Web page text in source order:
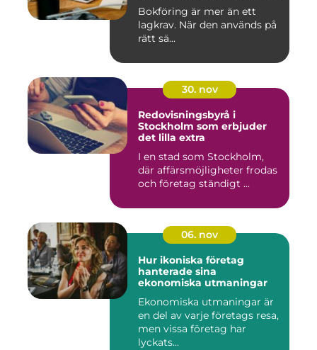
Bokföring är mer än ett
lagkrav. När den används på
rätt sä...
30. nov
Redovisningsbyrå i
Stockholm som erbjuder
det lilla extra
I en stad som Stockholm,
där affärsmöjligheter frodas
och företag ständigt ...
06. nov
Hur ikoniska företag
hanterade sina
ekonomiska utmaningar
Ekonomiska utmaningar är
en del av varje företags resa,
men vissa företag har
lyckats...